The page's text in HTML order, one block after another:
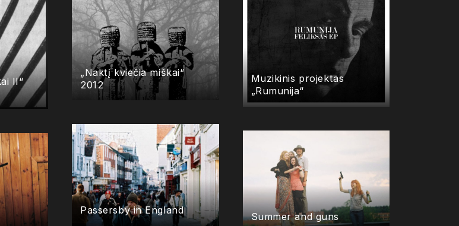
II“
„Naktį kviečia miškai“
2012
Muzikinis projektas
„Rumunija“
Passersby in England
Summer and guns